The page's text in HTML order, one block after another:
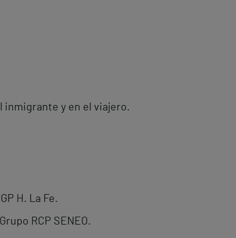
inmigrante y en el viajero.
H. La Fe.
RCP SENEO.